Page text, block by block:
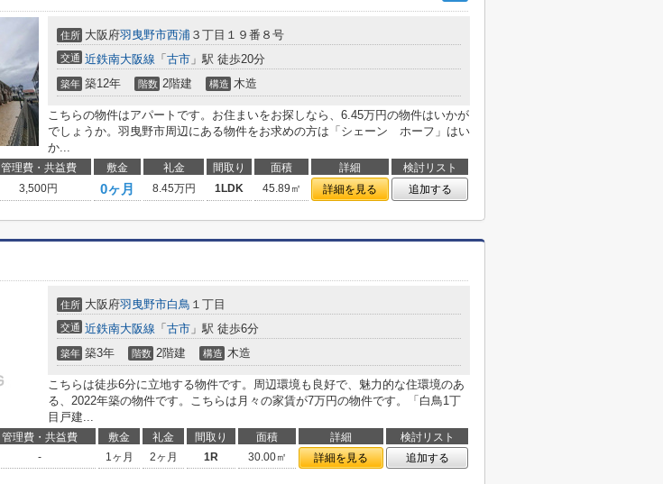
住所 大阪府羽曳野市西浦 ３丁目１９番８号
交通 近鉄南大阪線 「 古市 」駅 徒歩20分
築年 築12年 階数 2階建 構造 木造
こちらの物件はアパートです。お住まいをお探しなら、6.45万円の物件はいかが
でしょうか。羽曳野市周辺にある物件をお求めの方は「シェーン ホーフ」はい
か...
管理費・共益費 敷金 礼金 間取り 面積 詳細
検討リスト
3,500円 0ヶ月 8.45万円 1LDK 45.89㎡ 詳細を見る 追加する
住所 大阪府羽曳野市白鳥 １丁目
交通 近鉄南大阪線 「 古市 」駅 徒歩6分
築年 築3年 階数 2階建 構造 木造
こちらは徒歩6分に立地する物件です。周辺環境も良好で、魅力的な住環境のあ
る、2022年築の物件です。こちらは月々の家賃が7万円の物件です。「白鳥1丁
目戸建...
管理費・共益費 敷金 礼金 間取り 面積 詳細
検討リスト
- 1ヶ月 2ヶ月 1R 30.00㎡ 詳細を見る 追加する